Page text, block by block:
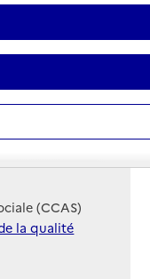
(CCAS)
la qualité